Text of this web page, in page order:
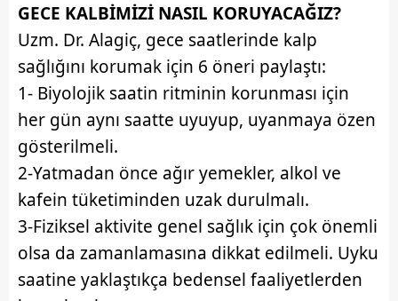
GECE KALBİMİZİ NASIL KORUYACAĞIZ?
Uzm. Dr. Alagiç, gece saatlerinde kalp
sağlığını korumak için 6 öneri paylaştı:
1- Biyolojik saatin ritminin korunması için
her gün aynı saatte uyuyup, uyanmaya özen
gösterilmeli.
2-Yatmadan önce ağır yemekler, alkol ve
kafein tüketiminden uzak durulmalı.
3-Fiziksel aktivite genel sağlık için çok önemli
olsa da zamanlamasına dikkat edilmeli. Uyku
saatine yaklaştıkça bedensel faaliyetlerden